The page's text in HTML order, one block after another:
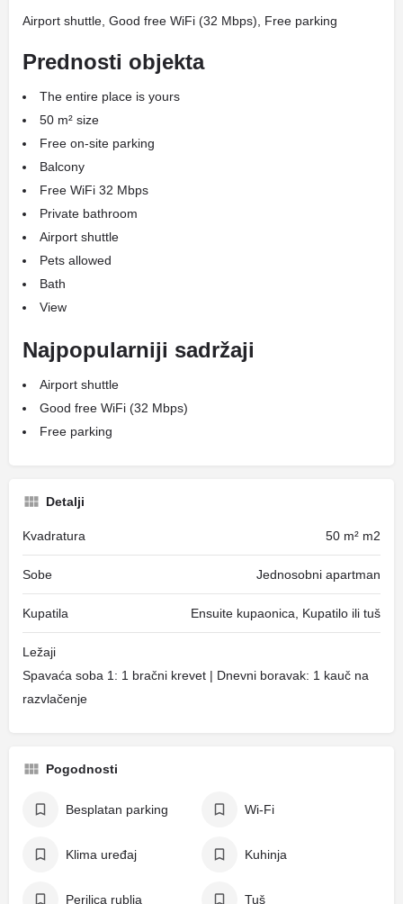
Airport shuttle, Good free WiFi (32 Mbps), Free parking
Prednosti objekta
The entire place is yours
50 m² size
Free on-site parking
Balcony
Free WiFi 32 Mbps
Private bathroom
Airport shuttle
Pets allowed
Bath
View
Najpopularniji sadržaji
Airport shuttle
Good free WiFi (32 Mbps)
Free parking
Detalji
Kvadratura 50 m² m2
Sobe Jednosobni apartman
Kupatila Ensuite kupaonica, Kupatilo ili tuš
Ležaji
Spavaća soba 1: 1 bračni krevet | Dnevni boravak: 1 kauč na
razvlačenje
Pogodnosti
Besplatan parking Wi-Fi
Klima uređaj Kuhinja
Perilica rublja Tuš